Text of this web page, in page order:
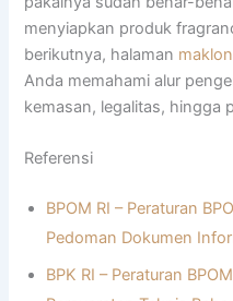
menyiapkan produk
berikutnya, halaman
Anda memahami alur
kemasan, legalitas, hingga
Referensi
BPOM RI – Peraturan
Pedoman Dokumen
BPK RI – Peraturan